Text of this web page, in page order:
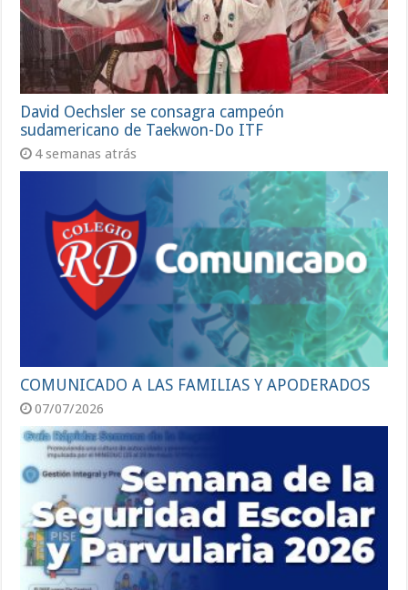
David Oechsler se consagra campeón
sudamericano de Taekwon-Do ITF
4 semanas atrás
COMUNICADO A LAS FAMILIAS Y APODERADOS
07/07/2026